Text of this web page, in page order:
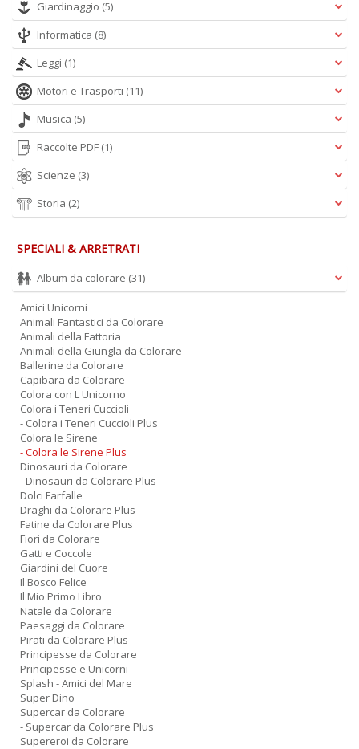
Giardinaggio (5)
Informatica (8)
Leggi (1)
Motori e Trasporti (11)
Musica (5)
Raccolte PDF (1)
Scienze (3)
Storia (2)
SPECIALI & ARRETRATI
Album da colorare (31)
Amici Unicorni
Animali Fantastici da Colorare
Animali della Fattoria
Animali della Giungla da Colorare
Ballerine da Colorare
Capibara da Colorare
Colora con L Unicorno
Colora i Teneri Cuccioli
- Colora i Teneri Cuccioli Plus
Colora le Sirene
- Colora le Sirene Plus
Dinosauri da Colorare
- Dinosauri da Colorare Plus
Dolci Farfalle
Draghi da Colorare Plus
Fatine da Colorare Plus
Fiori da Colorare
Gatti e Coccole
Giardini del Cuore
Il Bosco Felice
Il Mio Primo Libro
Natale da Colorare
Paesaggi da Colorare
Pirati da Colorare Plus
Principesse da Colorare
Principesse e Unicorni
Splash - Amici del Mare
Super Dino
Supercar da Colorare
- Supercar da Colorare Plus
Supereroi da Colorare